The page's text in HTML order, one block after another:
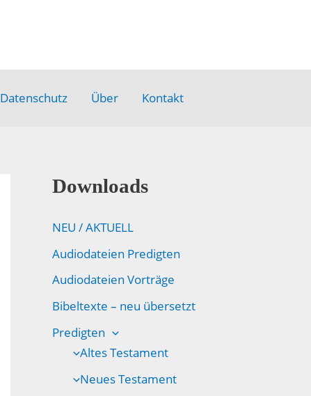
Datenschutz Über Kontakt
Downloads
NEU / AKTUELL
Audiodateien Predigten
Audiodateien Vorträge
Bibeltexte – neu übersetzt
Predigten
Altes Testament
Neues Testament